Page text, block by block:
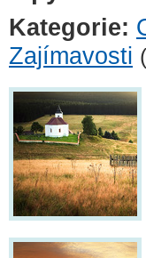
Kategorie:
Zajímavosti